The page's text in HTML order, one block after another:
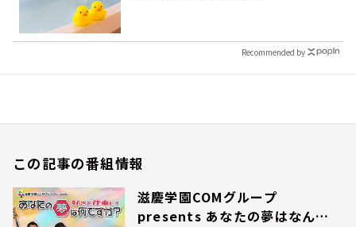
Recommended by
この記事の番組情報
滋慶学園COMグループ
presents あなたの夢はなんで